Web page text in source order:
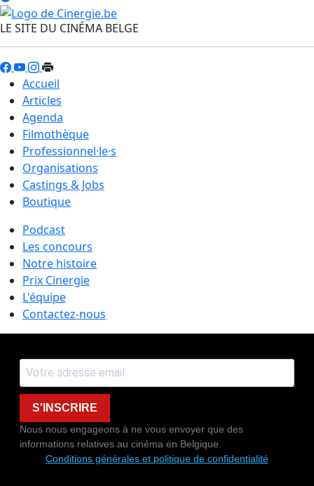
LE SITE DU CINÉMA BELGE
Accueil
Articles
Agenda
Filmothèque
Professionnel·le·s
Organisations
Castings & Jobs
Boutique
Podcast
Les concours
Notre histoire
Prix Cinergie
L'équipe
Contactez-nous
S'INSCRIRE
Nous nous engageons à ne vous envoyer que des
informations relatives au cinéma en Belgique.
Conditions générales et politique de confidentialité